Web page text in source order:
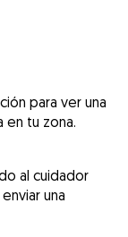
para ver una
en tu zona.
al cuidador
una